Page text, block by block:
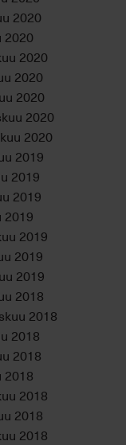
2020
2020
2020
2020
2020
2020
2020
2019
2019
2019
2019
2019
2019
2019
2018
2018
2018
2018
2018
2018
2018
2018